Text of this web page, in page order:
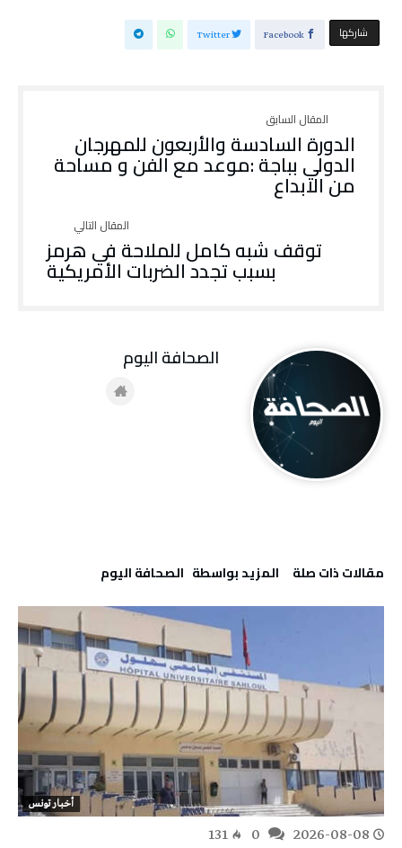
‫‫ شاركها‬ Facebook
Twitter
الدورة السادسة والأربعون للمهرجان
الدولي بباجة :موعد مع الفن و مساحة
من الابداع
توقف شبه كامل للملاحة في هرمز
بسبب تجدد الضربات الأمريكية
‫مقالات ذات صلة‬ ‫‫المزيد بواسطة‬ ‬ ‭ ‬الصحافة‭ ‬اليوم
أخبار تونس
2026-08-08
131